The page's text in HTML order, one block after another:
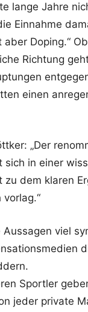
lange Jahre
Einnahme
Doping.“
Richtung
einen
„Der
sich in einer
dem klaren
viel
Sportler
jeder private